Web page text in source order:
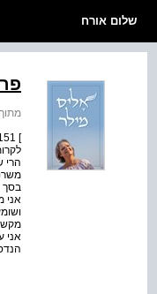
שלום אורח
פרק 11:
הרי
בסך
אני
אני